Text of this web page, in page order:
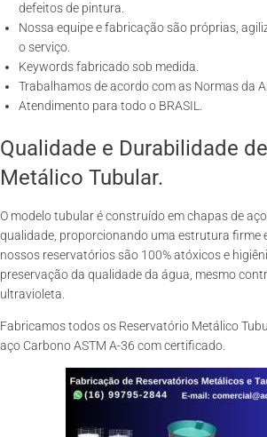
defeitos de pintura.
Nossa equipe e fabricação são próprias,
o serviço.
Keywords fabricado sob medida.
Trabalhamos de acordo com as Normas da
Atendimento para todo o BRASIL.
Qualidade e Durabilidade
Metálico Tubular.
O modelo tubular é construído em chapas de
qualidade, proporcionando uma estrutura firme
nossos reservatórios são 100% atóxicos e
preservação da qualidade da água, mesmo
ultravioleta.
Fabricamos todos os Reservatório Metálico
aço Carbono ASTM A-36 com certificado.